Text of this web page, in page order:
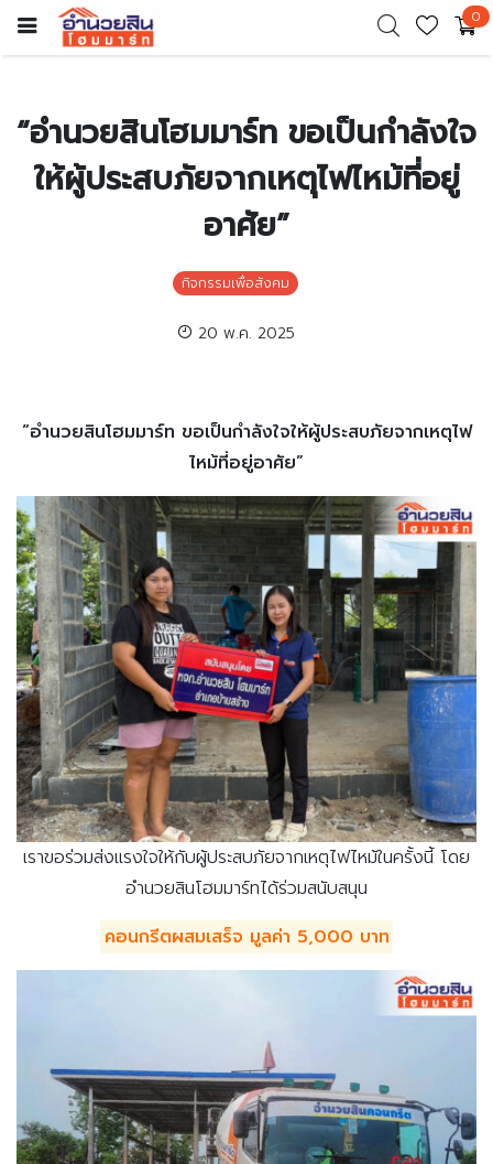
0
“อำนวยสินโฮมมาร์ท ขอเป็นกำลังใจ
ให้ผู้ประสบภัยจากเหตุไฟไหม้ที่อยู่
อาศัย”
กิจกรรมเพื่อสังคม
20 พ.ค. 2025
“อำนวยสินโฮมมาร์ท ขอเป็นกำลังใจให้ผู้ประสบภัยจากเหตุไฟ
ไหม้ที่อยู่อาศัย”
เราขอร่วมส่งแรงใจให้กับผู้ประสบภัยจากเหตุไฟไหม้ในครั้งนี้ โดย
อำนวยสินโฮมมาร์ทได้ร่วมสนับสนุน
คอนกรีตผสมเสร็จ มูลค่า 5,000 บาท